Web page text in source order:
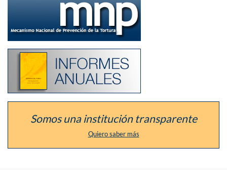
del
defensor
como
Mecanismo
Prevención
Listado
informes
anuales
de
la
Somos una institución transparente
Quiero saber más